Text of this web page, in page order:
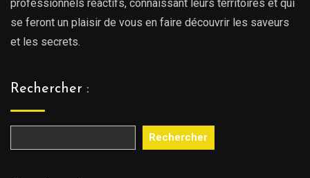
professionnels réactifs, connaissant leurs territoires et qui
se feront un plaisir de vous en faire découvrir les saveurs
et les secrets.
Rechercher :
Rechercher